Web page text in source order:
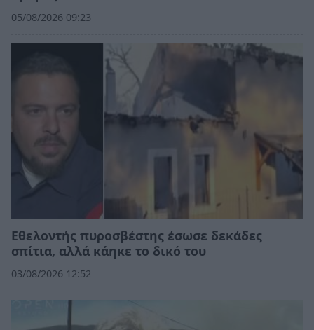
05/08/2026 09:23
Εθελοντής πυροσβέστης έσωσε δεκάδες
σπίτια, αλλά κάηκε το δικό του
03/08/2026 12:52